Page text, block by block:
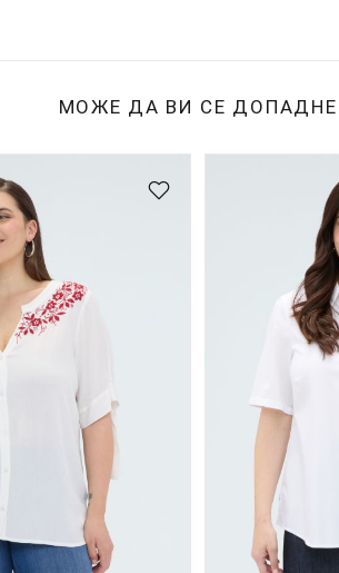
МОЖЕ ДА ВИ СЕ ДОПАДНЕ